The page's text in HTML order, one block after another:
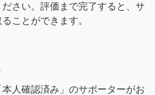
さい。評価まで完了すると、サ
ことができます。
本人確認済み」のサポーターがお